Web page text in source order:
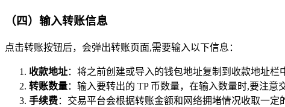
（四）输入转账信息
点击转账按钮后，会弹出转账页面,需要输入以下信息：
收款地址：将之前创建或导入的钱包地址复制到收款地址
转账数量：输入要转出的 TP 币数量，在输入数量时,要注意
手续费：交易平台会根据转账金额和网络拥堵情况收取一